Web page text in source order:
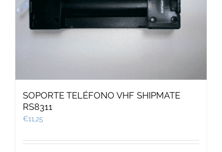
SOPORTE TELÉFONO VHF SHIPMATE
RS8311
€11,25